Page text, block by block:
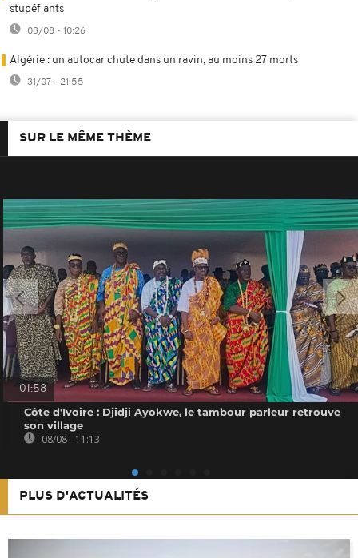
stupéfiants
03/08 - 10:26
Algérie : un autocar chute dans un ravin, au moins 27 morts
31/07 - 21:55
SUR LE MÊME THÈME
01:58
Côte d'Ivoire : Djidji Ayokwe, le tambour parleur retrouve
son village
08/08 - 11:13
PLUS D'ACTUALITÉS